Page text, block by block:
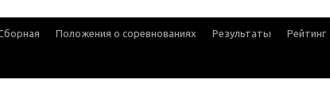
Положения о соревнованиях Результаты Рейтинг